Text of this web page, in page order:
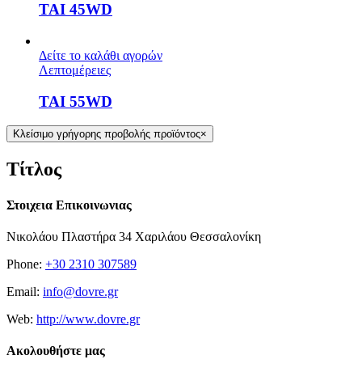
TAI 45WD
Δείτε το καλάθι αγορών
Λεπτομέρειες
TAI 55WD
Κλείσιμο γρήγορης προβολής προϊόντος×
Τίτλος
Στοιχεια Επικοινωνιας
Νικολάου Πλαστήρα 34 Χαριλάου Θεσσαλονίκη
Phone: +30 2310 307589
Email: info@dovre.gr
Web: http://www.dovre.gr
Ακολουθήστε μας